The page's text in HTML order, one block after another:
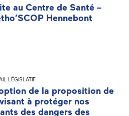
au Centre de Santé –
Hennebont
LÉGISLATIF
de la proposition de
à protéger nos
des dangers des